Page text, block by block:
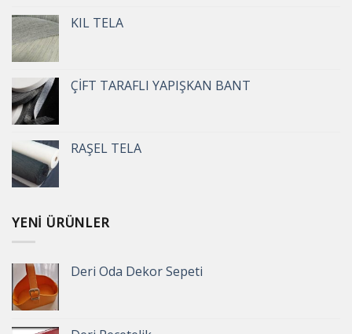
KIL TELA
ÇİFT TARAFLI YAPIŞKAN BANT
RAŞEL TELA
YENI ÜRÜNLER
Deri Oda Dekor Sepeti